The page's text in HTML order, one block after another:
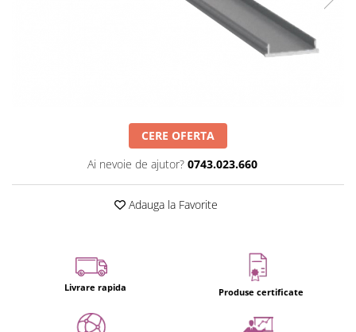
CERE OFERTA
Ai nevoie de ajutor? 0743.023.660
Adauga la Favorite
Livrare rapida Produse certificate